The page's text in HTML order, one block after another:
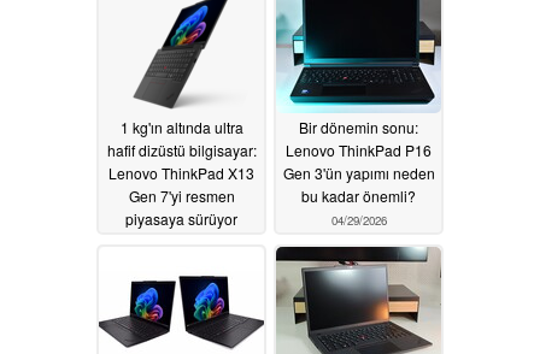
1 kg'ın altında ultra
hafif dizüstü bilgisayar:
Lenovo ThinkPad X13
Gen 7'yi resmen
piyasaya sürüyor
Bir dönemin sonu:
Lenovo ThinkPad P16
Gen 3'ün yapımı neden
bu kadar önemli?
04/29/2026